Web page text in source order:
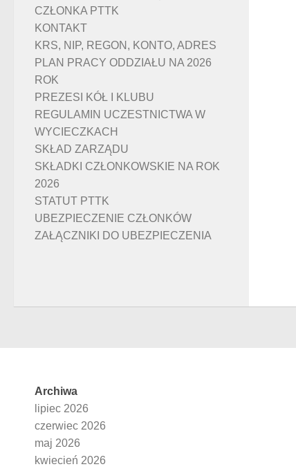
CZŁONKA PTTK
KONTAKT
KRS, NIP, REGON, KONTO, ADRES
PLAN PRACY ODDZIAŁU NA 2026
ROK
PREZESI KÓŁ I KLUBU
REGULAMIN UCZESTNICTWA W
WYCIECZKACH
SKŁAD ZARZĄDU
SKŁADKI CZŁONKOWSKIE NA ROK
2026
STATUT PTTK
UBEZPIECZENIE CZŁONKÓW
ZAŁĄCZNIKI DO UBEZPIECZENIA
Archiwa
lipiec 2026
czerwiec 2026
maj 2026
kwiecień 2026